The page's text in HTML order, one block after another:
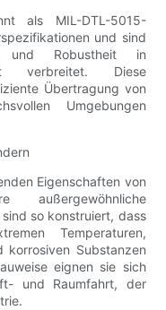
als MIL-DTL-5015-
und sind
und Robustheit in
verbreitet. Diese
Übertragung von
Umgebungen
Eigenschaften von
außergewöhnliche
so konstruiert, dass
Temperaturen,
korrosiven Substanzen
eignen sie sich
und Raumfahrt, der